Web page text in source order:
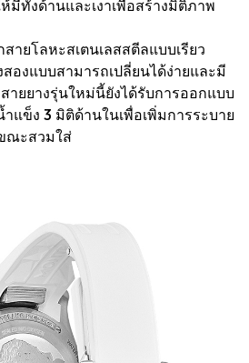
มีทั้งด้านและเงาเพื่อสร้างมิติภาพ
ายโลหะสเตนเลสสตีลแบบเรียว
องแบบสามารถเปลี่ยนได้ง่ายและมี
ายยางรุ่นใหม่นี้ยังได้รับการออกแบบ
แข็ง 3 มิติด้านในเพื่อเพิ่มการระบาย
ณะสวมใส่